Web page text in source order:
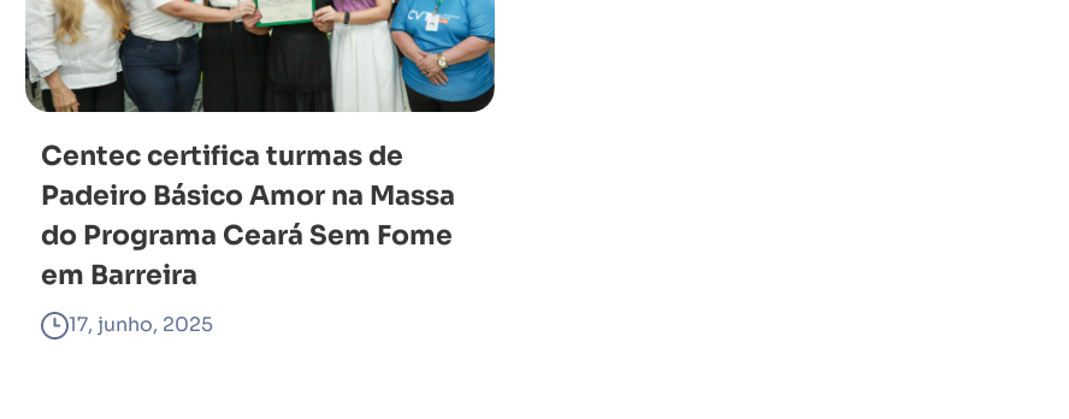
Centec certifica turmas de
Padeiro Básico Amor na Massa
do Programa Ceará Sem Fome
em Barreira
17, junho, 2025